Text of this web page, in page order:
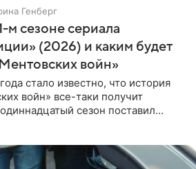
Генберг
м сезоне сериала
(2026) и каким будет
войн»
стало известно, что история
войн» все-таки получит
сезон поставил